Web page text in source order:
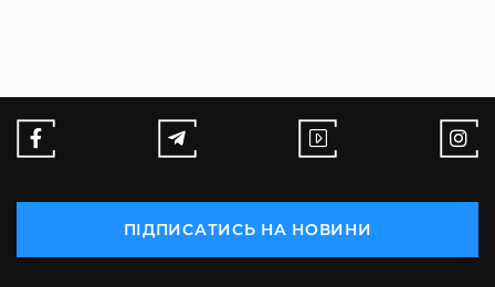
ПІДПИСАТИСЬ НА НОВИНИ